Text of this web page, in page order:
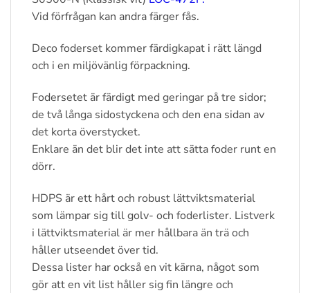
Vid förfrågan kan andra färger fås.
Deco foderset kommer färdigkapat i rätt längd
och i en miljövänlig förpackning.
Fodersetet är färdigt med geringar på tre sidor;
de två långa sidostyckena och den ena sidan av
det korta överstycket.
Enklare än det blir det inte att sätta foder runt en
dörr.
HDPS är ett hårt och robust lättviktsmaterial
som lämpar sig till golv- och foderlister. Listverk
i lättviktsmaterial är mer hållbara än trä och
håller utseendet över tid.
Dessa lister har också en vit kärna, något som
gör att en vit list håller sig fin längre och